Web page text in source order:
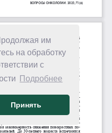
им
на обработку
с
Подробнее
Принять